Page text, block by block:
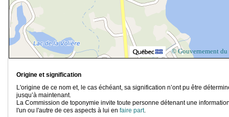
© Gouvernement du
Origine et signification
L'origine de ce nom et, le cas échéant, sa signification n’ont pu être
jusqu’à maintenant.
La Commission de toponymie invite toute personne détenant une
l'un ou l'autre de ces aspects à lui en faire part.